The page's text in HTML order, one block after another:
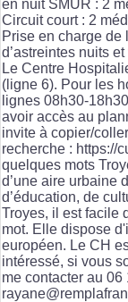
en nuit SMUR : 2
Circuit court : 2
Prise en charge de
d’astreintes nuits
Le Centre
(ligne 6). Pour les
lignes 08h30-
avoir accès au
invite à copier/
recherche : https://
quelques mots
d’une aire urbaine
d’éducation, de
Troyes, il est facile
mot. Elle dispose
européen. Le CH
intéressé, si vous
me contacter au